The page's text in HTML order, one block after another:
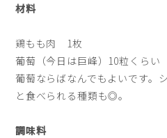
材料
鶏もも肉 1枚
葡萄（今日は巨峰）10粒くらい
葡萄ならばなんでもよいです。
と食べられる種類も◎。
調味料